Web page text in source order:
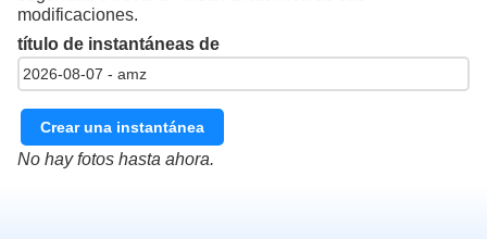
modificaciones.
título de instantáneas de
Crear una instantánea
No hay fotos hasta ahora.